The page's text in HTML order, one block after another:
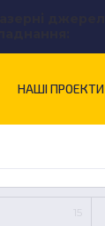
НАШІ ПРОЕКТИ
15